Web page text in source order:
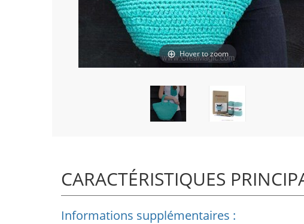
Hover to zoom
CARACTÉRISTIQUES
Informations supplémentaires :